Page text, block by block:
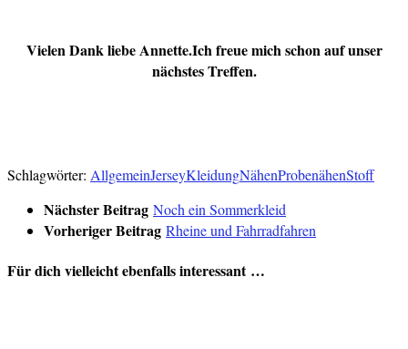
Vielen Dank liebe Annette.Ich freue mich schon auf unser
nächstes Treffen.
Schlagwörter: AllgemeinJerseyKleidungNähenProbenähenStoff
Nächster Beitrag Noch ein Sommerkleid
Vorheriger Beitrag Rheine und Fahrradfahren
Für dich vielleicht ebenfalls interessant …